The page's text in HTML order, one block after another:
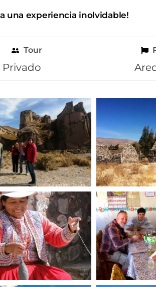
una experiencia inolvidable!
Tour
Privado